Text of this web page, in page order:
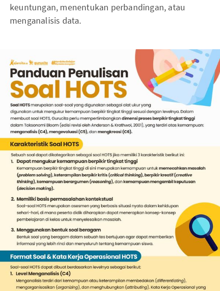
keuntungan, menentukan perbandingan, atau
menganalisis data.